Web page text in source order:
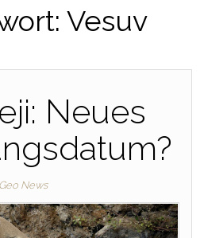
Vesuv
Neues
Geo News